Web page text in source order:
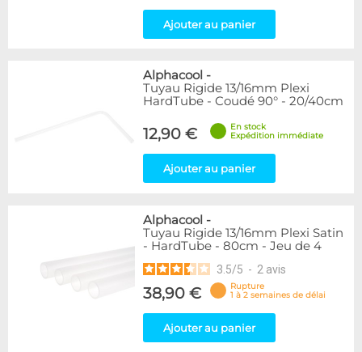
Ajouter au panier
Alphacool -
Tuyau Rigide 13/16mm Plexi
HardTube - Coudé 90° - 20/40cm
12,90 €
En stock
Expédition immédiate
Ajouter au panier
Alphacool -
Tuyau Rigide 13/16mm Plexi Satin
- HardTube - 80cm - Jeu de 4
3.5/5 - 2 avis
38,90 €
Rupture
1 à 2 semaines de délai
Ajouter au panier